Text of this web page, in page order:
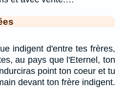
indigent d'entre tes frères,
au pays que l'Eternel, ton
point ton coeur et tu
devant ton frère indigent.